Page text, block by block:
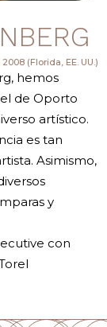
(Florida, EE. UU.)
hemos
de Oporto
artístico.
es tan
Asimismo,
y
con